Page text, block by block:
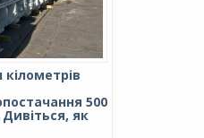
кілометрів
500
як